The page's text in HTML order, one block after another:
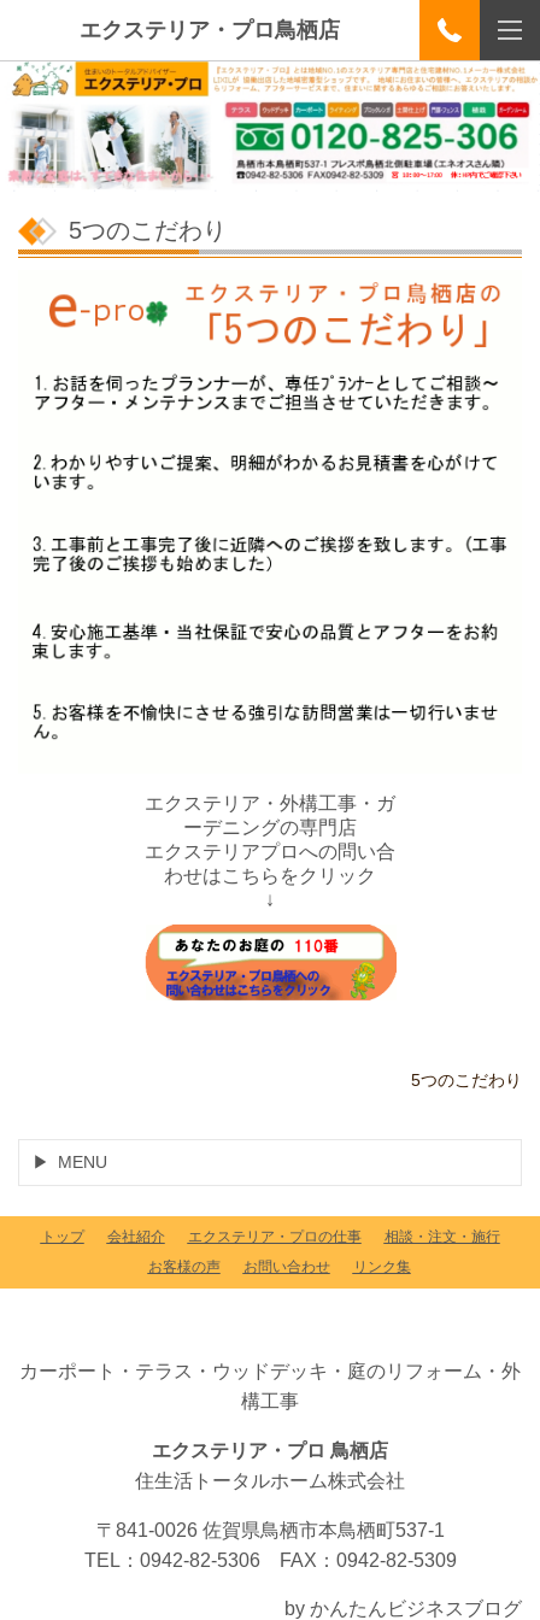
エクステリア・プロ鳥栖店
5つのこだわり
エクステリア・外構工事・ガ
ーデニングの専門店
エクステリアプロへの問い合
わせはこちらをクリック
↓
5つのこだわり
MENU
トップ 会社紹介 エクステリア・プロの仕事
相談・注文・施行
お客様の声
お問い合わせ リンク集
カーポート・テラス・ウッドデッキ・庭のリフォーム・外
構工事
エクステリア・プロ 鳥栖店
住生活トータルホーム株式会社
〒841-0026 佐賀県鳥栖市本鳥栖町537-1
TEL：0942-82-5306 FAX：0942-82-5309
by かんたんビジネスブログ